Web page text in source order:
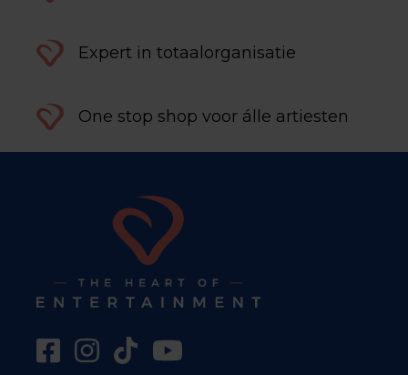
Expert in totaalorganisatie
One stop shop voor álle artiesten